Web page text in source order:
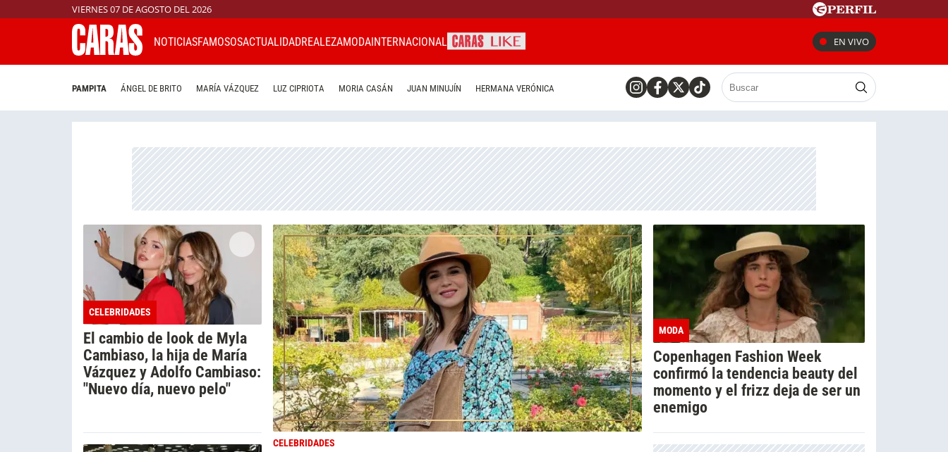
VIERNES 07 DE AGOSTO DEL 2026
NOTICIASFAMOSOSACTUALIDADREALEZAMODAINTERNACIONAL EN VIVO
PAMPITA ÁNGEL DE BRITO MARÍA VÁZQUEZ LUZ CIPRIOTA MORIA CASÁN JUAN MINUJÍN HERMANA VERÓNICA
CELEBRIDADES
CELEBRIDADES
El cambio de look de Myla
Cambiaso, la hija de María
Vázquez y Adolfo Cambiaso:
"Nuevo día, nuevo pelo"
MODA
Copenhagen Fashion Week
confirmó la tendencia beauty del
momento y el frizz deja de ser un
enemigo